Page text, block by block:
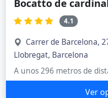
Bocatto de
4.1
Carrer de Barcelona,
Llobregat, Barcelona
A unos 296 metros de
Ver